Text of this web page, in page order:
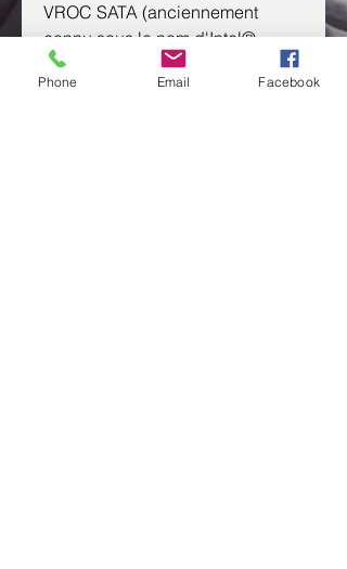
VROC SATA (anciennement
connu sous le nom d'Intel®
RSTe)
Caractéristiques du ventilateur :
Phone Email Facebook